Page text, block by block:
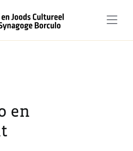
en